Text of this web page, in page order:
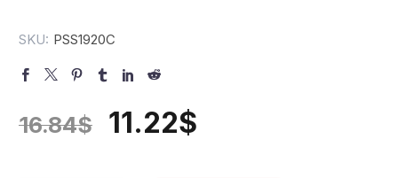
SKU: PSS1920C
16.84$ 11.22$